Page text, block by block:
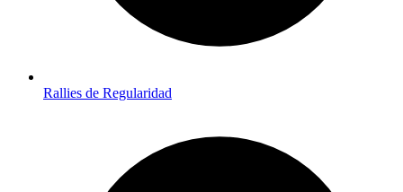
Rallies de Regularidad